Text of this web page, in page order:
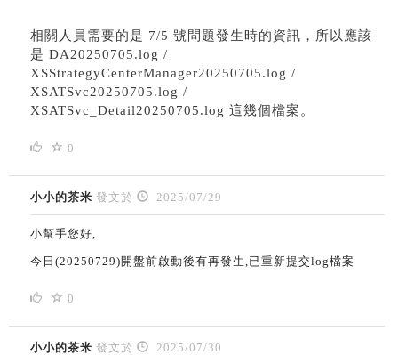
相關人員需要的是 7/5 號問題發生時的資訊，所以應該
是 DA20250705.log /
XSStrategyCenterManager20250705.log /
XSATSvc20250705.log /
XSATSvc_Detail20250705.log 這幾個檔案。
0
小小的茶米 發文於 2025/07/29
小幫手您好,
今日(20250729)開盤前啟動後有再發生,已重新提交log檔案
0
小小的茶米 發文於 2025/07/30